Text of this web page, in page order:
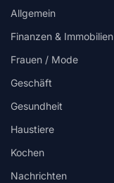
Allgemein
Finanzen & Immobilien
Frauen / Mode
Geschäft
Gesundheit
Haustiere
Kochen
Nachrichten